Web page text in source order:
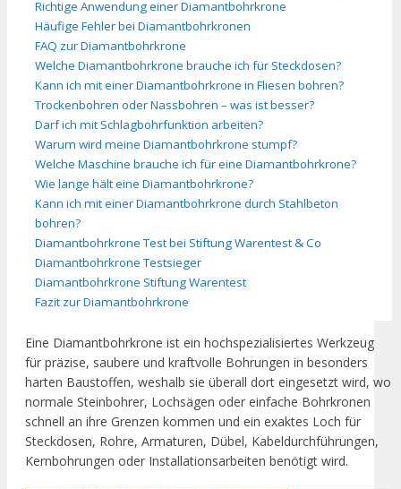
Richtige Anwendung einer Diamantbohrkrone
Häufige Fehler bei Diamantbohrkronen
FAQ zur Diamantbohrkrone
Welche Diamantbohrkrone brauche ich für Steckdosen?
Kann ich mit einer Diamantbohrkrone in Fliesen bohren?
Trockenbohren oder Nassbohren – was ist besser?
Darf ich mit Schlagbohrfunktion arbeiten?
Warum wird meine Diamantbohrkrone stumpf?
Welche Maschine brauche ich für eine Diamantbohrkrone?
Wie lange hält eine Diamantbohrkrone?
Kann ich mit einer Diamantbohrkrone durch Stahlbeton
bohren?
Diamantbohrkrone Test bei Stiftung Warentest & Co
Diamantbohrkrone Testsieger
Diamantbohrkrone Stiftung Warentest
Fazit zur Diamantbohrkrone
Eine Diamantbohrkrone ist ein hochspezialisiertes Werkzeug
für präzise, saubere und kraftvolle Bohrungen in besonders
harten Baustoffen, weshalb sie überall dort eingesetzt wird, wo
normale Steinbohrer, Lochsägen oder einfache Bohrkronen
schnell an ihre Grenzen kommen und ein exaktes Loch für
Steckdosen, Rohre, Armaturen, Dübel, Kabeldurchführungen,
Kernbohrungen oder Installationsarbeiten benötigt wird.